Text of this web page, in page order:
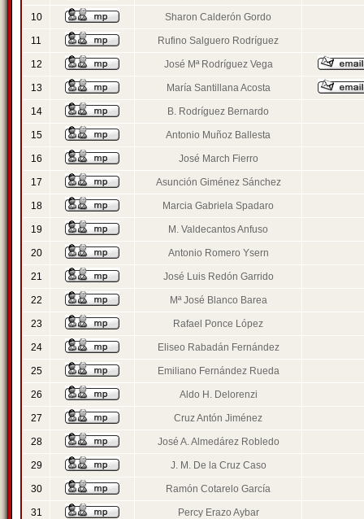
10 Sharon Calderón Gordo
11 Rufino Salguero Rodríguez
12 José Mª Rodríguez Vega
13 María Santillana Acosta
14 B. Rodríguez Bernardo
15 Antonio Muñoz Ballesta
16 José March Fierro
17 Asunción Giménez Sánchez
18 Marcia Gabriela Spadaro
19 M. Valdecantos Anfuso
20 Antonio Romero Ysern
21 José Luis Redón Garrido
22 Mª José Blanco Barea
23 Rafael Ponce López
24 Eliseo Rabadán Fernández
25 Emiliano Fernández Rueda
26 Aldo H. Delorenzi
27 Cruz Antón Jiménez
28 José A. Almedárez Robledo
29 J. M. De la Cruz Caso
30 Ramón Cotarelo García
31 Percy Erazo Aybar